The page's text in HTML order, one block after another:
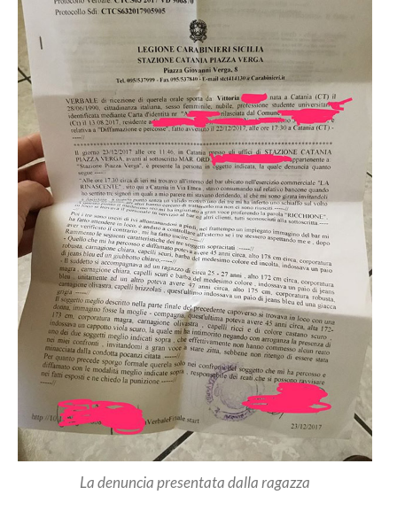
La denuncia presentata dalla ragazza